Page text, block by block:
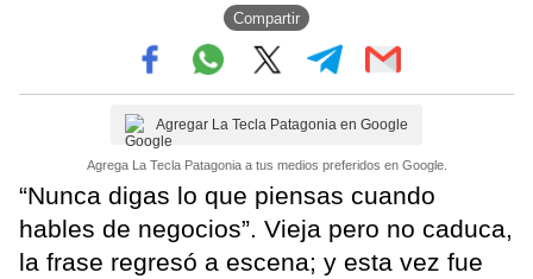
Compartir
Agregar La Tecla Patagonia en Google
Agrega La Tecla Patagonia a tus medios preferidos en Google.
“Nunca digas lo que piensas cuando
hables de negocios”. Vieja pero no caduca,
la frase regresó a escena; y esta vez fue